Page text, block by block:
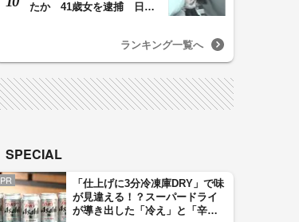
たか 41歳女を逮捕 日頃
ランキング一覧へ
SPECIAL
PR
「仕上げに3分冷凍庫DRY」で味
が見違える！？スーパードライ
が導き出した「冷え」と「辛